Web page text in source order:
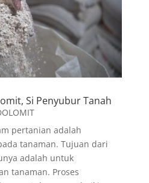
Si Penyubur Tanah
pertanian adalah
tanaman. Tujuan dari
adalah untuk
tanaman. Proses